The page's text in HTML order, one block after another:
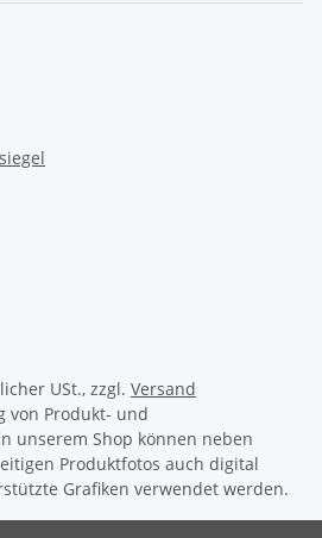
USt., zzgl. Versand
von Produkt- und
unserem Shop können neben
Produktfotos auch digital
Grafiken verwendet werden.